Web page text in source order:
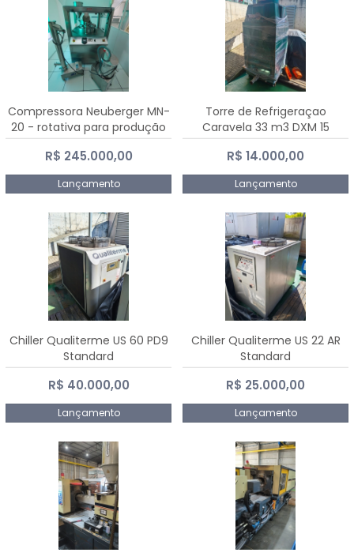
Compressora Neuberger MN-
20 - rotativa para produção
de comprimidos
R$ 245.000,00
Lançamento
Torre de Refrigeraçao
Caravela 33 m3 DXM 15
R$ 14.000,00
Lançamento
Chiller Qualiterme US 60 PD9
Standard
R$ 40.000,00
Lançamento
Chiller Qualiterme US 22 AR
Standard
R$ 25.000,00
Lançamento